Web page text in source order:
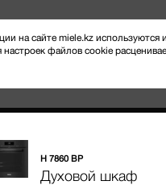
на сайте miele.kz
настроек файлов cookie
H 7860 BP
Духовой шкаф